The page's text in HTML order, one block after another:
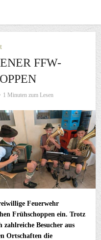
FFW-
1 Minuten zum Lesen
Feuerwehr
Frühschoppen ein. Trotz
zahlreiche Besucher aus
Ortschaften die